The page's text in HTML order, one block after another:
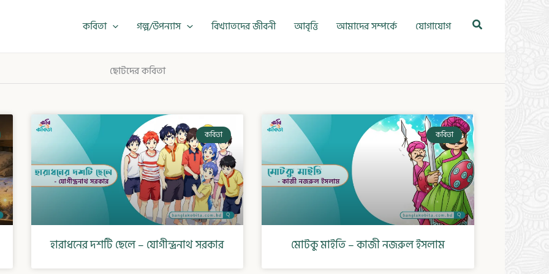
কবিতা গল্প/উপন্যাস বিখ্যাতদের জীবনী আবৃত্তি আমাদের সম্পর্কে যোগাযোগ Search
ছোটদের কবিতা
কবিতা
হারাধনের দশটি ছেলে – যোগীন্দ্রনাথ সরকার
কবিতা
মোটকু মাইতি – কাজী নজরুল ইসলাম